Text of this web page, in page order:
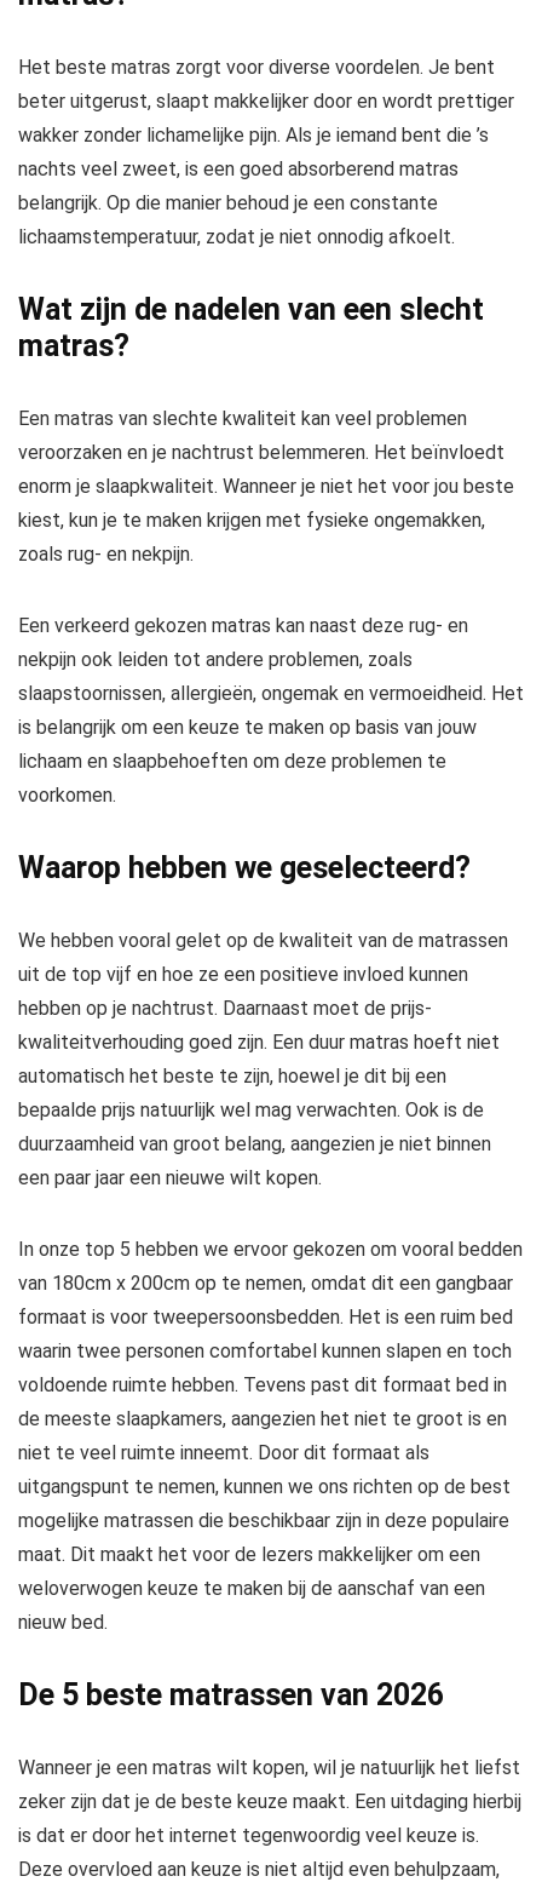
Het beste matras zorgt voor diverse voordelen. Je bent
beter uitgerust, slaapt makkelijker door en wordt prettiger
wakker zonder lichamelijke pijn. Als je iemand bent die ’s
nachts veel zweet, is een goed absorberend matras
belangrijk. Op die manier behoud je een constante
lichaamstemperatuur, zodat je niet onnodig afkoelt.
Wat zijn de nadelen van een slecht
matras?
Een matras van slechte kwaliteit kan veel problemen
veroorzaken en je nachtrust belemmeren. Het beïnvloedt
enorm je slaapkwaliteit. Wanneer je niet het voor jou beste
kiest, kun je te maken krijgen met fysieke ongemakken,
zoals rug- en nekpijn.
Een verkeerd gekozen matras kan naast deze rug- en
nekpijn ook leiden tot andere problemen, zoals
slaapstoornissen, allergieën, ongemak en vermoeidheid. Het
is belangrijk om een keuze te maken op basis van jouw
lichaam en slaapbehoeften om deze problemen te
voorkomen.
Waarop hebben we geselecteerd?
We hebben vooral gelet op de kwaliteit van de matrassen
uit de top vijf en hoe ze een positieve invloed kunnen
hebben op je nachtrust. Daarnaast moet de prijs-
kwaliteitverhouding goed zijn. Een duur matras hoeft niet
automatisch het beste te zijn, hoewel je dit bij een
bepaalde prijs natuurlijk wel mag verwachten. Ook is de
duurzaamheid van groot belang, aangezien je niet binnen
een paar jaar een nieuwe wilt kopen.
In onze top 5 hebben we ervoor gekozen om vooral bedden
van 180cm x 200cm op te nemen, omdat dit een gangbaar
formaat is voor tweepersoonsbedden. Het is een ruim bed
waarin twee personen comfortabel kunnen slapen en toch
voldoende ruimte hebben. Tevens past dit formaat bed in
de meeste slaapkamers, aangezien het niet te groot is en
niet te veel ruimte inneemt. Door dit formaat als
uitgangspunt te nemen, kunnen we ons richten op de best
mogelijke matrassen die beschikbaar zijn in deze populaire
maat. Dit maakt het voor de lezers makkelijker om een
weloverwogen keuze te maken bij de aanschaf van een
nieuw bed.
De 5 beste matrassen van 2026
Wanneer je een matras wilt kopen, wil je natuurlijk het liefst
zeker zijn dat je de beste keuze maakt. Een uitdaging hierbij
is dat er door het internet tegenwoordig veel keuze is.
Deze overvloed aan keuze is niet altijd even behulpzaam,